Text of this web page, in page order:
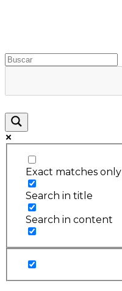
Exact matches only
Search in title
Search in content